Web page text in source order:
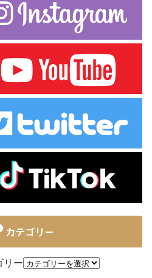
カテゴリー
リー